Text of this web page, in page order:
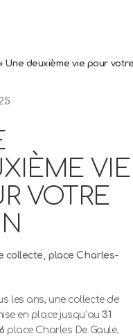
Une deuxième vie pour
VIE
VOTRE
collecte, place Charles-
les ans, une collecte de
en place jusqu’au31
place Charles De Gaule.